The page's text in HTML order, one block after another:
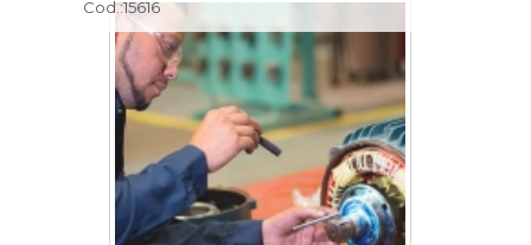
Cod.:15616